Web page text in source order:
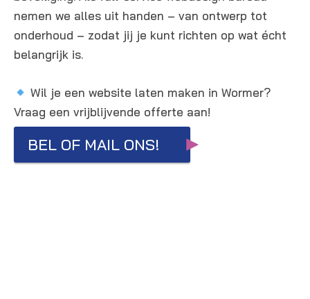
nemen we alles uit handen – van ontwerp tot
onderhoud – zodat jij je kunt richten op wat écht
belangrijk is.
Wil je een website laten maken in Wormer?
Vraag een vrijblijvende offerte aan!
BEL OF MAIL ONS!